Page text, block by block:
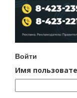
Войти
Имя